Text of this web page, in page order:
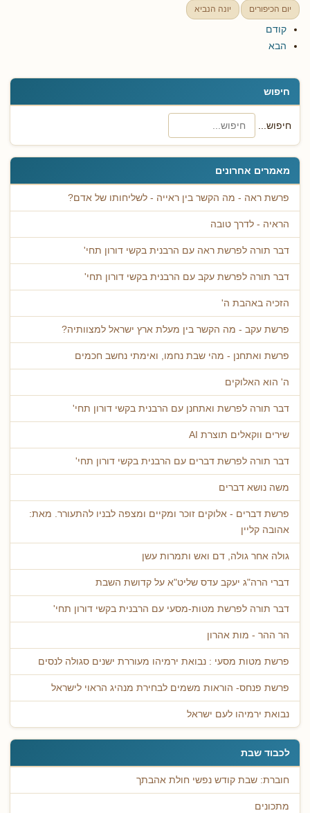
חיפוש
חיפוש...
מאמרים אחרונים
פרשת ראה - מה הקשר בין ראייה - לשליחותו של אדם?
הראיה - לדרך טובה
דבר תורה לפרשת ראה עם הרבנית בקשי דורון תחי'
דבר תורה לפרשת עקב עם הרבנית בקשי דורון תחי'
הזכיה באהבת ה'
פרשת עקב - מה הקשר בין מעלת ארץ ישראל למצוותיה?
פרשת ואתחנן - מהי שבת נחמו, ואימתי נחשב חכמים
ה' הוא האלוקים
דבר תורה לפרשת ואתחנן עם הרבנית בקשי דורון תחי'
שירים ווקאלים תוצרת AI
דבר תורה לפרשת דברים עם הרבנית בקשי דורון תחי'
משה נושא דברים
פרשת דברים - אלוקים זוכר ומקיים ומצפה לבניו להתעורר. מאת:
אהובה קליין
גולה אחר גולה, דם ואש ותמרות עשן
דברי הרה"ג יעקב עדס שליט"א על קדושת השבת
דבר תורה לפרשת מטות-מסעי עם הרבנית בקשי דורון תחי'
הר ההר - מות אהרון
פרשת מטות מסעי : נבואת ירמיהו מעוררת ישנים סגולה לנסים
פרשת פנחס- הוראות משמים לבחירת מנהיג הראוי לישראל
נבואת ירמיהו לעם ישראל
לכבוד שבת
חוברת: שבת קודש נפשי חולת אהבתך
מתכונים
יום הכיפורים יונה הנביא
קודם
הבא